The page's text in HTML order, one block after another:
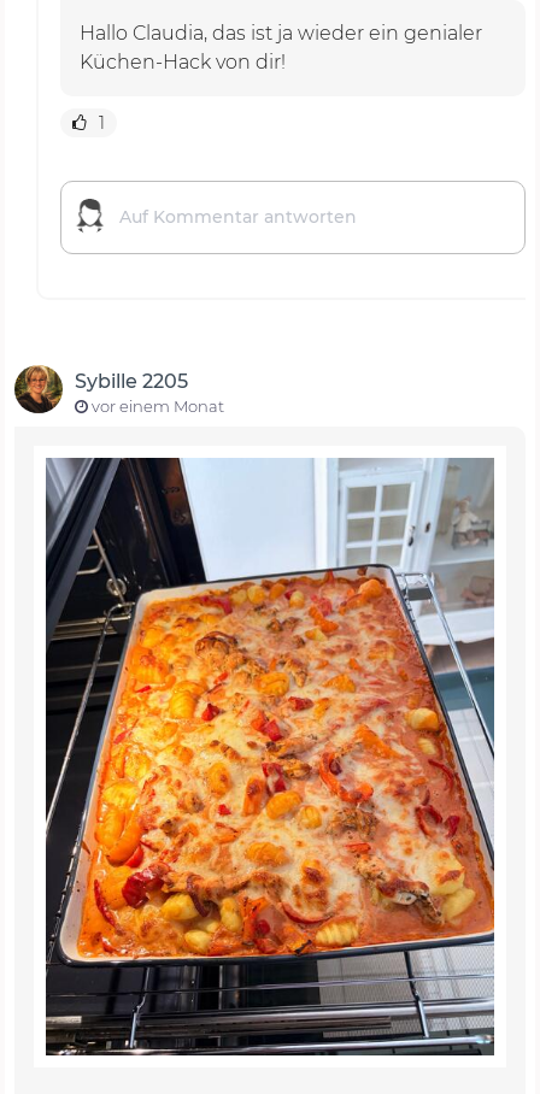
Hallo Claudia, das ist ja wieder ein genialer
Küchen-Hack von dir!
1
Sybille 2205
vor einem Monat